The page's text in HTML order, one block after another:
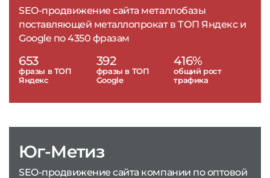
SEO-продвижение сайта металлобазы
поставляющей металлопрокат в ТОП Яндекс и
Google по 4350 фразам
653
фразы в ТОП
Яндекс
392
фразы в ТОП
Google
416%
общий рост
трафика
Юг-Метиз
SEO-продвижение сайта компании по оптовой